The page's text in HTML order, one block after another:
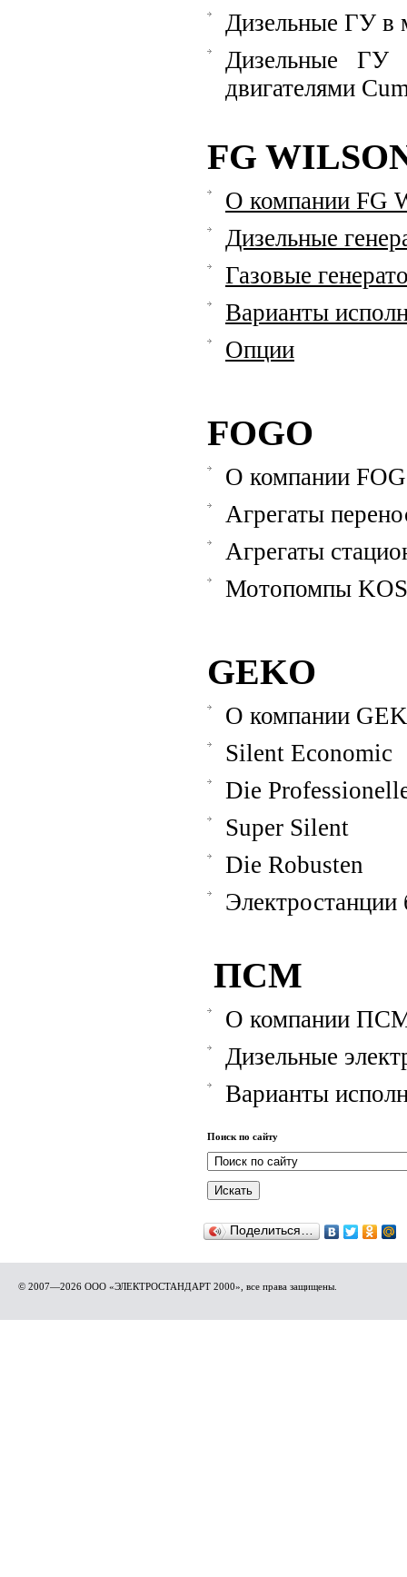
Дизельные ГУ в
Дизельные ГУ
двигателями
FG
О компании FG
Дизельные
Газовые
Варианты
Опции
FOGO
О компании
Агрегаты
Агрегаты
Мотопомпы
GEKO
О компании
Silent Economic
Die
Super Silent
Die Robusten
ПСМ
О компании
Дизельные
Варианты
Поиск по сайту
Поделиться…
© 2007—2026 ООО «ЭЛЕКТРОСТАНДАРТ 2000», все права защищены.